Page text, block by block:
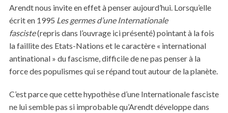
Arendt nous invite en effet à penser aujourd’hui. Lorsqu’elle
écrit en 1995 Les germes d’une Internationale
fasciste(repris dans l’ouvrage ici présenté) pointant à la fois
la faillite des Etats-Nations et le caractère « international
antinational » du fascisme, difficile de ne pas penser à la
force des populismes qui se répand tout autour de la planète.
C’est parce que cette hypothèse d’une Internationale fasciste
ne lui semble pas si improbable qu’Arendt développe dans